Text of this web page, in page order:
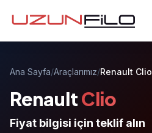
Ana Sayfa/Araçlarımız/Renault Clio
RenaultClio
Fiyat bilgisi için teklif alın